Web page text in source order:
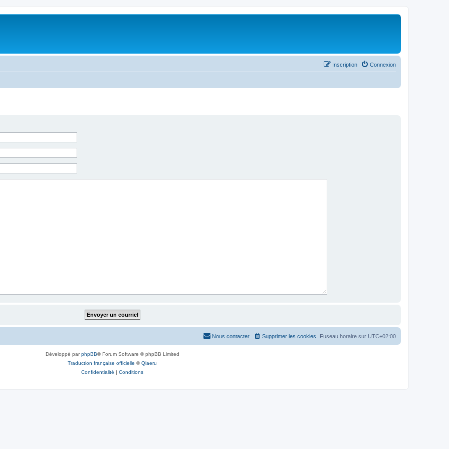
Connexion
Inscription
Fuseau horaire sur UTC+02:00
Supprimer les cookies
Nous contacter
Développé parphpBB® Forum Software © phpBB Limited
Traduction française officielle ©Qiaeru
Confidentialité | Conditions